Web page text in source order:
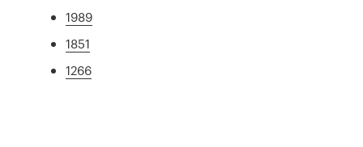
1989
1851
1266